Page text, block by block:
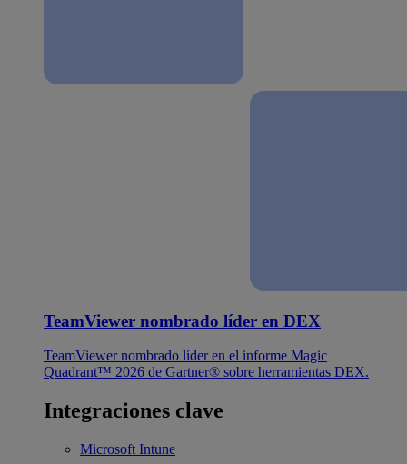
TeamViewer nombrado líder en DEX
TeamViewer nombrado líder en el informe Magic
Quadrant™ 2026 de Gartner® sobre herramientas DEX.
Integraciones clave
Microsoft Intune